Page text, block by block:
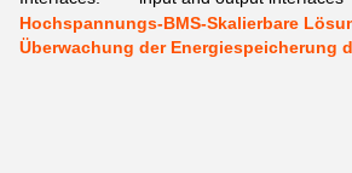
Hochspannungs-BMS-Skalierbare
Überwachung der Energiespeicherung